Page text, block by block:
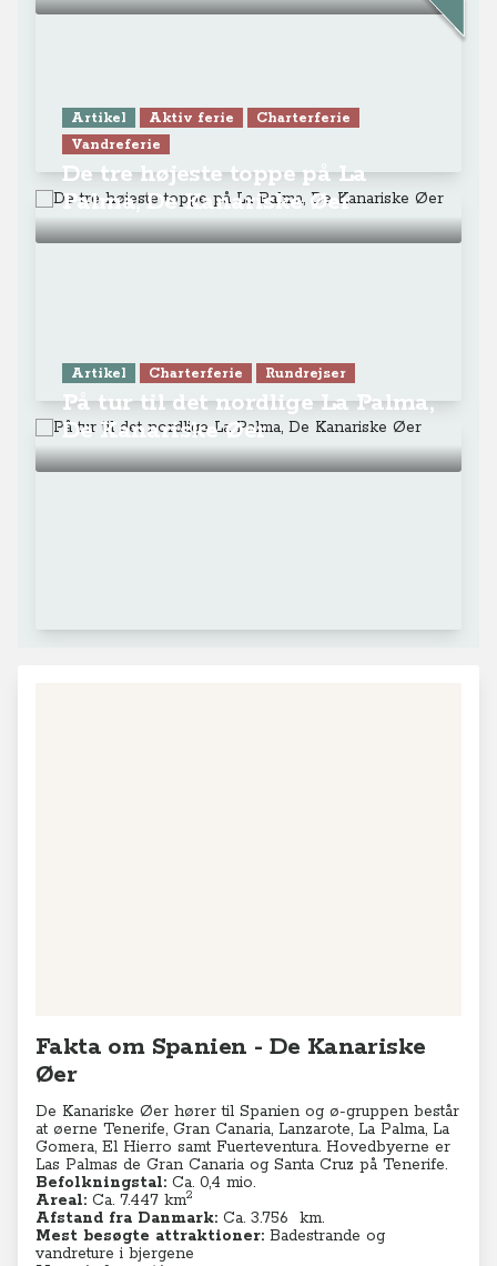
Artikel Aktiv ferie
Charterferie
Vandreferie
De tre højeste toppe på La
Palma, De Kanariske Øer
Artikel Charterferie Rundrejser
På tur til det nordlige La Palma,
De Kanariske Øer
Fakta om Spanien - De Kanariske
Øer
De Kanariske Øer hører til Spanien og ø-gruppen består
at øerne Tenerife, Gran Canaria, Lanzarote, La Palma, La
Gomera, El Hierro samt Fuerteventura. Hovedbyerne er
Las Palmas de Gran Canaria og Santa Cruz på Tenerife.
Befolkningstal: Ca. 0,4 mio.
Areal: Ca. 7.447 km2
Afstand fra Danmark: Ca. 3.756 km.
Mest besøgte attraktioner: Badestrande og
vandreture i bjergene